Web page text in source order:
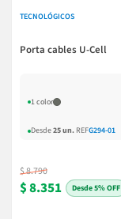
TECNOLÓGICOS
Porta cables U-Cell
1 color
Desde25 un. REFG294-01
$ 8.790
$ 8.351 5% OFF